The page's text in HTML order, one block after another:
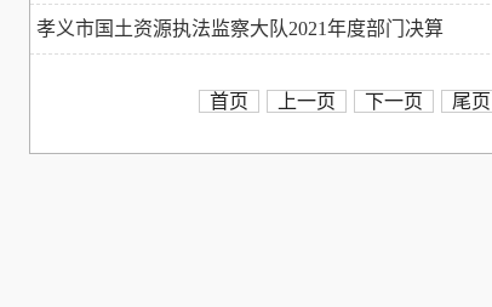
孝义市国土资源执法监察大队2021年度部门决算
首页 上一页 下一页 尾页